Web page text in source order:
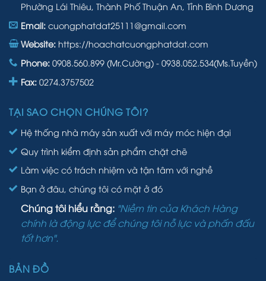
Phường Lái Thiêu, Thành Phố Thuận An, Tỉnh Bình Dương
Email: cuongphatdat25111@gmail.com
Website: https://hoachatcuongphatdat.com
Phone: 0908.560.899 (Mr.Cường) - 0938.052.534(Ms.Tuyền)
Fax: 0274.3757502
TẠI SAO CHỌN CHÚNG TÔI?
Hệ thống nhà máy sản xuất với máy móc hiện đại
Quy trình kiểm định sản phẩm chặt chẽ
Làm việc có trách nhiệm và tận tâm với nghề
Bạn ở đâu, chúng tôi có mặt ở đó
Chúng tôi hiểu rằng: "Niềm tin của Khách Hàng
chính là động lực để chúng tôi nỗ lực và phấn đấu
tốt hơn".
BẢN ĐỒ